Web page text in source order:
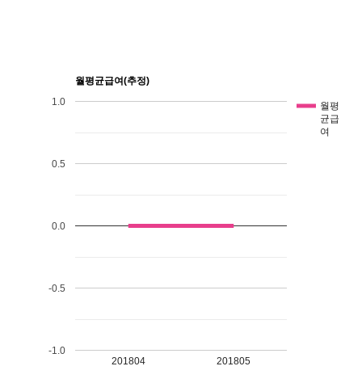
월평균급여(추정)
월평
균급
여
201804 201805
-1.0
-0.5
0.0
0.5
1.0